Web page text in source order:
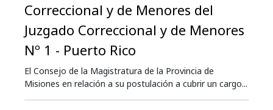
Correccional y de Menores del
Juzgado Correccional y de Menores
Nº 1 - Puerto Rico
El Consejo de la Magistratura de la Provincia de
Misiones en relación a su postulación a cubrir un cargo...